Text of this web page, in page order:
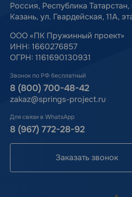
Россия, Республика Татарстан,
Казань, ул. Гвардейская, 11А,
ООО «ПК Пружинный проект»
ИНН: 1660276857
ОГРН: 1161690130931
Звонок по РФ бесплатный
8 (800) 700-48-42
zakaz@springs-project.ru
Для связи в WhatsApp
8 (967) 772-28-92
Заказать звонок